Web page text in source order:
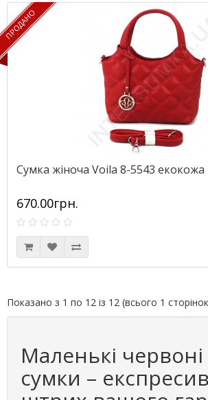
ПРОДАНО
ПРОДАНО
Сумка жіноча Voila 8-5543 екокожа
670.00грн.
Показано з 1 по 12 із 12 (всього 1
Маленькі червоні
сумки –